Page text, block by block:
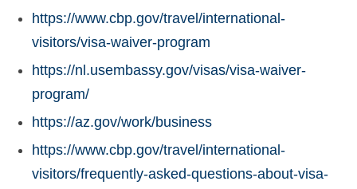
https://www.cbp.gov/travel/international-
visitors/visa-waiver-program
https://nl.usembassy.gov/visas/visa-waiver-
program/
https://az.gov/work/business
https://www.cbp.gov/travel/international-
visitors/frequently-asked-questions-about-visa-